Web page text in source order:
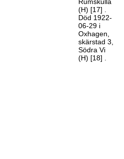
(H) [17]
Död 1922-
06-29 i
Oxhagen,
skärstad 3,
Södra Vi
(H) [18]